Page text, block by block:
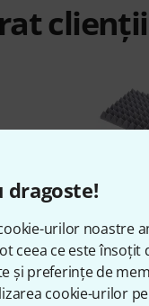
dragoste!
urilor noastre
ceea ce este însoțit
și preferințe de
cookie-urilor